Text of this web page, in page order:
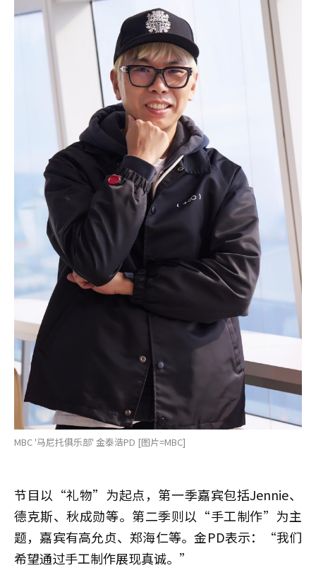
MBC '马尼托俱乐部' 金泰浩PD [图片=MBC]
节目以“礼物”为起点，第一季嘉宾包括Jennie、
德克斯、秋成勋等。第二季则以“手工制作”为主
题，嘉宾有高允贞、郑海仁等。金PD表示：“我们
希望通过手工制作展现真诚。”